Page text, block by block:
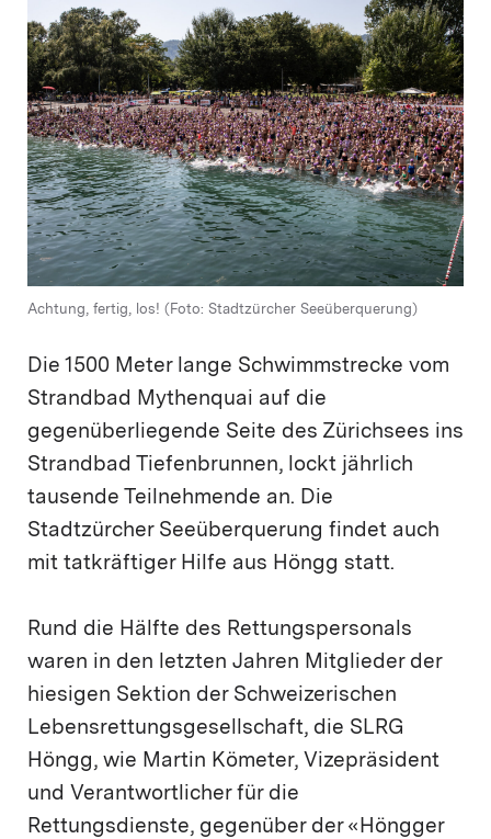
Achtung, fertig, los! (Foto: Stadtzürcher Seeüberquerung)
Die 1500 Meter lange Schwimmstrecke vom
Strandbad Mythenquai auf die
gegenüberliegende Seite des Zürichsees ins
Strandbad Tiefenbrunnen, lockt jährlich
tausende Teilnehmende an. Die
Stadtzürcher Seeüberquerung findet auch
mit tatkräftiger Hilfe aus Höngg statt.
Rund die Hälfte des Rettungspersonals
waren in den letzten Jahren Mitglieder der
hiesigen Sektion der Schweizerischen
Lebensrettungsgesellschaft, die SLRG
Höngg, wie Martin Kömeter, Vizepräsident
und Verantwortlicher für die
Rettungsdienste, gegenüber der «Höngger